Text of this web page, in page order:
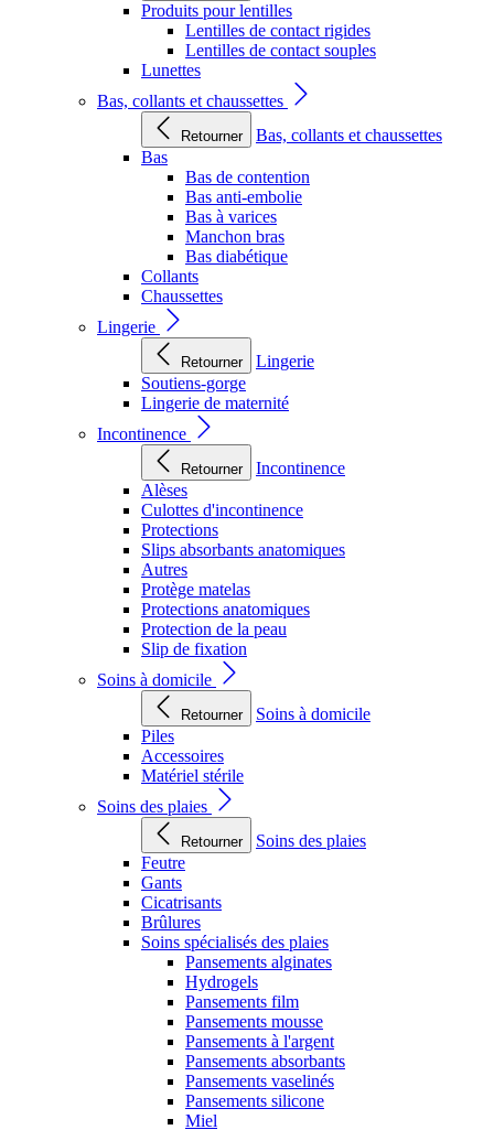
Produits pour lentilles
Lentilles de contact rigides
Lentilles de contact souples
Lunettes
Bas, collants et chaussettes
Retourner
Bas, collants et chaussettes
Bas
Bas de contention
Bas anti-embolie
Bas à varices
Manchon bras
Bas diabétique
Collants
Chaussettes
Lingerie
Retourner
Lingerie
Soutiens-gorge
Lingerie de maternité
Incontinence
Retourner
Incontinence
Alèses
Culottes d'incontinence
Protections
Slips absorbants anatomiques
Autres
Protège matelas
Protections anatomiques
Protection de la peau
Slip de fixation
Soins à domicile
Retourner
Soins à domicile
Piles
Accessoires
Matériel stérile
Soins des plaies
Retourner
Soins des plaies
Feutre
Gants
Cicatrisants
Brûlures
Soins spécialisés des plaies
Pansements alginates
Hydrogels
Pansements film
Pansements mousse
Pansements à l'argent
Pansements absorbants
Pansements vaselinés
Pansements silicone
Miel